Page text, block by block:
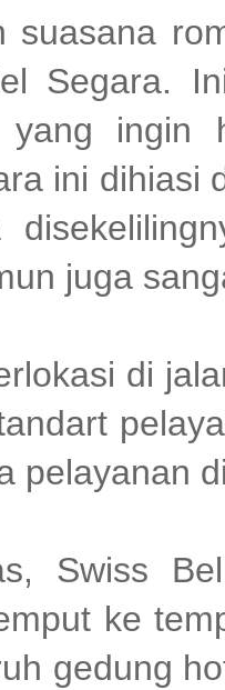
suasana
Segara.
ingin
ini dihiasi
juga
di
pelayanan
Swiss
ke
gedung